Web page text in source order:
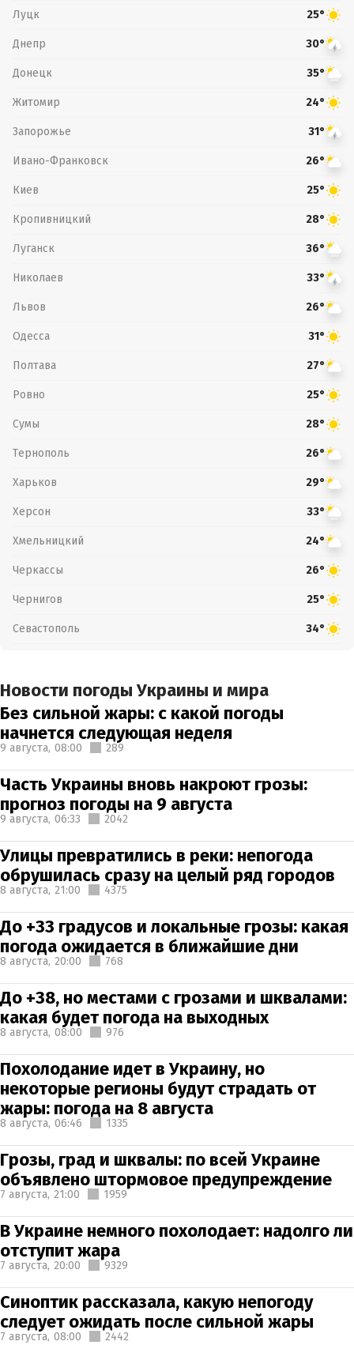
Луцк 25°
Днепр 30°
Донецк 35°
Житомир 24°
Запорожье 31°
Ивано-Франковск 26°
Киев 25°
Кропивницкий 28°
Луганск 36°
Николаев 33°
Львов 26°
Одесса 31°
Полтава 27°
Ровно 25°
Сумы 28°
Тернополь 26°
Харьков 29°
Херсон 33°
Хмельницкий 24°
Черкассы 26°
Чернигов 25°
Севастополь 34°
Новости погоды Украины и мира
Без сильной жары: с какой погоды
начнется следующая неделя
9 августа, 08:00 289
Часть Украины вновь накроют грозы:
прогноз погоды на 9 августа
9 августа, 06:33 2042
Улицы превратились в реки: непогода
обрушилась сразу на целый ряд городов
8 августа, 21:00 4375
До +33 градусов и локальные грозы: какая
погода ожидается в ближайшие дни
8 августа, 20:00 768
До +38, но местами с грозами и шквалами:
какая будет погода на выходных
8 августа, 08:00 976
Похолодание идет в Украину, но
некоторые регионы будут страдать от
жары: погода на 8 августа
8 августа, 06:46 1335
Грозы, град и шквалы: по всей Украине
объявлено штормовое предупреждение
7 августа, 21:00 1959
В Украине немного похолодает: надолго ли
отступит жара
7 августа, 20:00 9329
Синоптик рассказала, какую непогоду
следует ожидать после сильной жары
7 августа, 08:00 2442